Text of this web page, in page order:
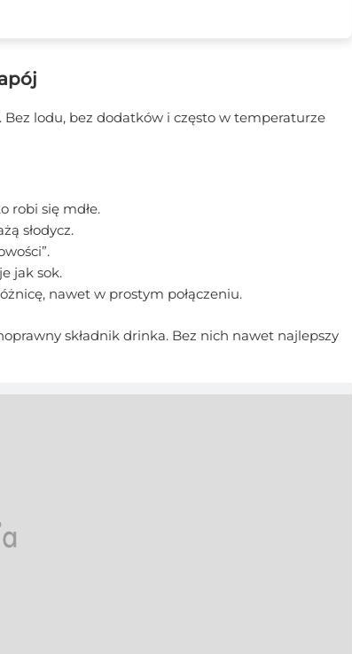
Bez lodu, bez dodatków i często w temperaturze
robi się mdłe.
słodycz.
jak sok.
nawet w prostym połączeniu.
składnik drinka. Bez nich nawet najlepszy